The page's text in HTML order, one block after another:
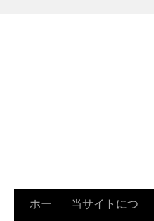
ホー
当サイトにつ